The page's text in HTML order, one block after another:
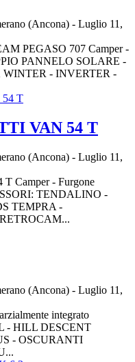
(Ancona) - Luglio 11,
PEGASO 707 Camper -
PANNELO SOLARE -
WINTER - INVERTER -
VAN 54 T
(Ancona) - Luglio 11,
Camper - Furgone
TENDALINO -
TEMPRA -
(Ancona) - Luglio 11,
integrato
- HILL DESCENT
- OSCURANTI